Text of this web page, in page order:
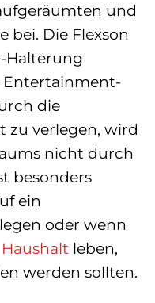
und
bei. Die Flexson
Halterung
Entertainment-
die
zu verlegen, wird
nicht durch
besonders
ein
oder wenn
Haushalt leben,
werden sollten.